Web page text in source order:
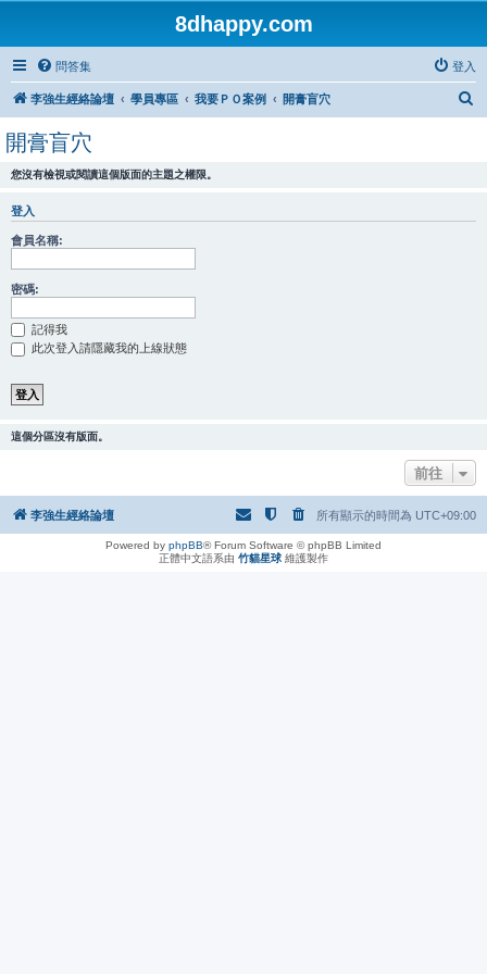
8dhappy.com
問答集 登入
李強生經絡論壇 學員專區 我要ＰＯ案例 開膏盲穴
開膏盲穴
您沒有檢視或閱讀這個版面的主題之權限。
登入
會員名稱:
密碼:
記得我
此次登入請隱藏我的上線狀態
這個分區沒有版面。
前往
李強生經絡論壇 所有顯示的時間為 UTC+09:00
Powered by phpBB® Forum Software © phpBB Limited
正體中文語系由 竹貓星球 維護製作